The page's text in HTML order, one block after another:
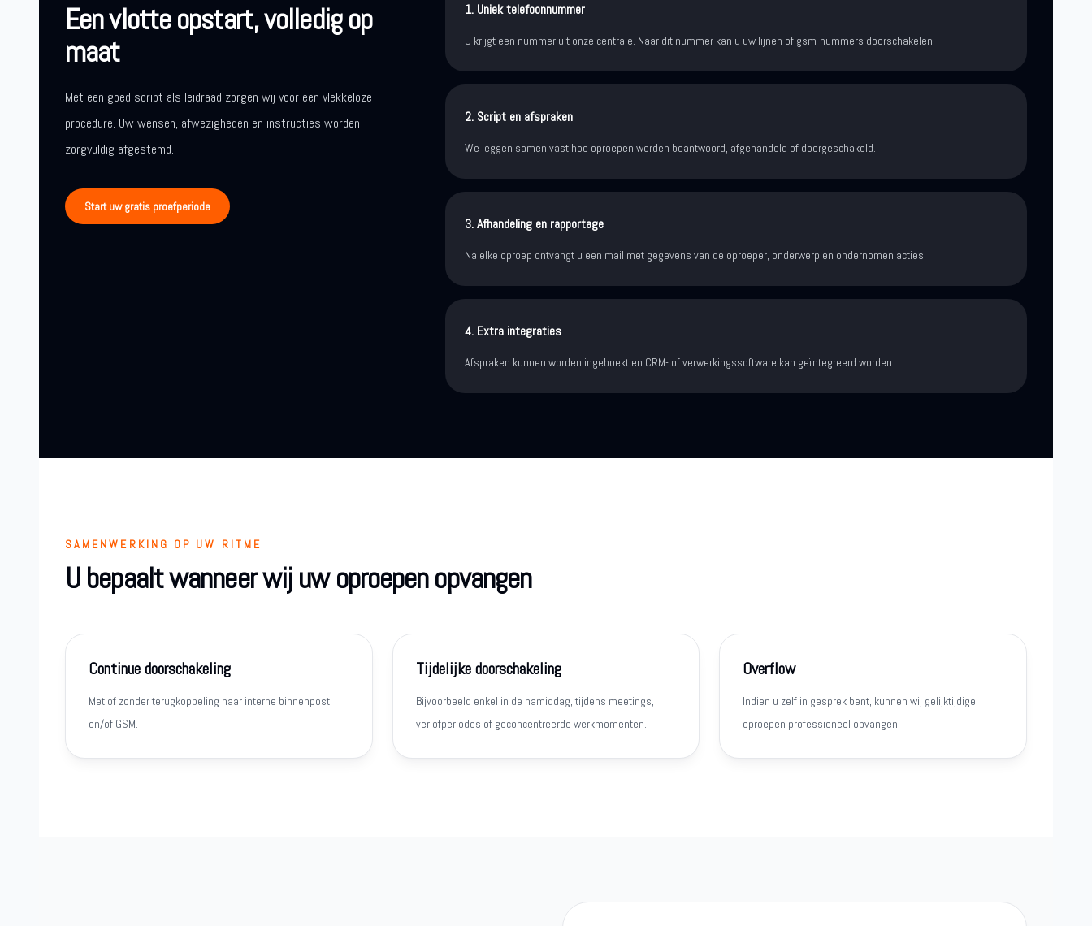
Een vlotte opstart, volledig op
maat
Met een goed script als leidraad zorgen wij voor een vlekkeloze
procedure. Uw wensen, afwezigheden en instructies worden
zorgvuldig afgestemd.
Start uw gratis proefperiode
1. Uniek telefoonnummer
U krijgt een nummer uit onze centrale. Naar dit nummer kan u uw lijnen of gsm-nummers doorschakelen.
2. Script en afspraken
We leggen samen vast hoe oproepen worden beantwoord, afgehandeld of doorgeschakeld.
3. Afhandeling en rapportage
Na elke oproep ontvangt u een mail met gegevens van de oproeper, onderwerp en ondernomen acties.
4. Extra integraties
Afspraken kunnen worden ingeboekt en CRM- of verwerkingssoftware kan geïntegreerd worden.
SAMENWERKING OP UW RITME
U bepaalt wanneer wij uw oproepen opvangen
Continue doorschakeling
Met of zonder terugkoppeling naar interne binnenpost
en/of GSM.
Tijdelijke doorschakeling
Bijvoorbeeld enkel in de namiddag, tijdens meetings,
verlofperiodes of geconcentreerde werkmomenten.
Overflow
Indien u zelf in gesprek bent, kunnen wij gelijktijdige
oproepen professioneel opvangen.